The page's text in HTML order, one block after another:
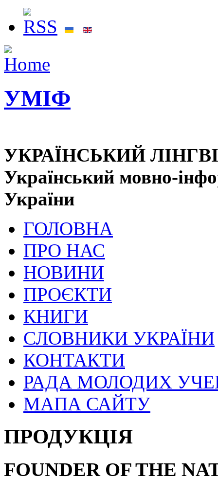
УМІФ
УКРАЇНСЬКИЙ
Український мовно-
України
ГОЛОВНА
ПРО НАС
НОВИНИ
ПРОЄКТИ
КНИГИ
СЛОВНИКИ УКРАЇНИ
КОНТАКТИ
РАДА МОЛОДИХ
МАПА САЙТУ
ПРОДУКЦІЯ
FOUNDER OF THE